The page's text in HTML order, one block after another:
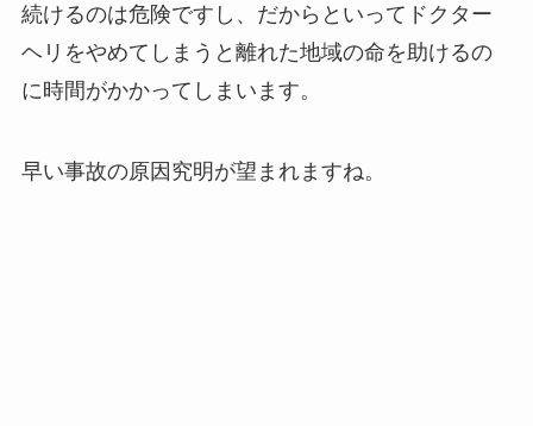
続けるのは危険ですし、だからといってドクター
ヘリをやめてしまうと離れた地域の命を助けるの
に時間がかかってしまいます。
早い事故の原因究明が望まれますね。